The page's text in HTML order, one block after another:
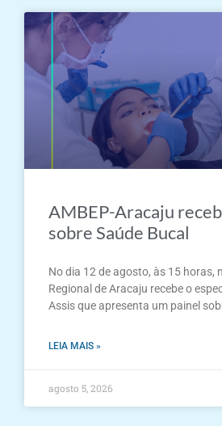
AMBEP-Aracaju
sobre Saúde Bucal
No dia 12 de agosto, às 15 horas,
Regional de Aracaju recebe o
Assis que apresenta um painel
LEIA MAIS »
agosto 5, 2026